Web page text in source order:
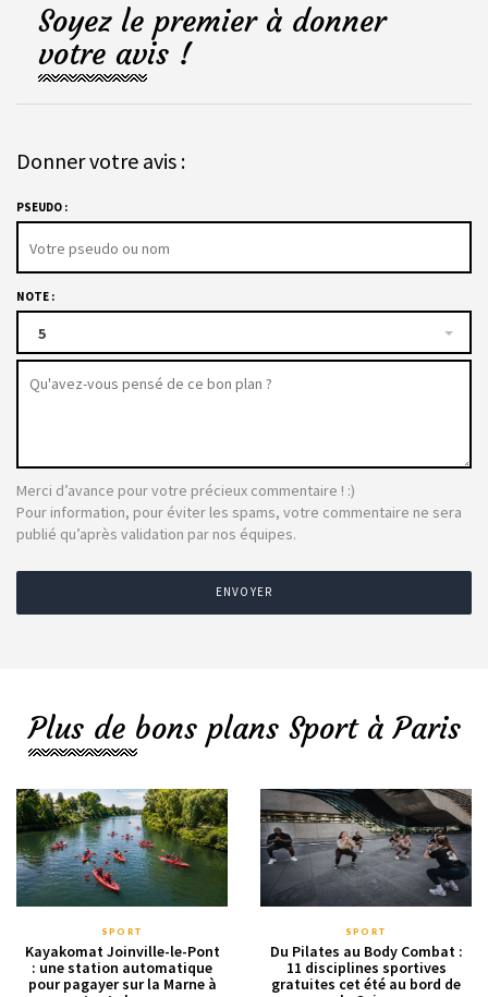
Soyez le premier à donner
votre avis !
Donner votre avis :
PSEUDO :
NOTE :
5
Merci d’avance pour votre précieux commentaire ! :)
Pour information, pour éviter les spams, votre commentaire ne sera
publié qu’après validation par nos équipes.
ENVOYER
Plus de bons plans Sport à Paris
SPORT
Kayakomat Joinville-le-Pont
: une station automatique
pour pagayer sur la Marne à
SPORT
Du Pilates au Body Combat :
11 disciplines sportives
gratuites cet été au bord de